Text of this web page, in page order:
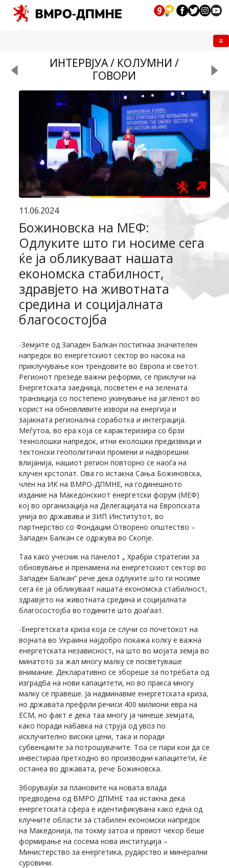
ИНТЕРВЈУА / КОЛУМНИ /
ГОВОРИ
11.06.2024
Божиновска на МЕФ:
Одлуките што ги носиме сега
ќе ја обликуваат нашата
економска стабилност,
здравјето на животната
средина и социјалната
благосостојба
-Земјите од Западен Балкан постигнаа значителен
напредок во енергетскиот сектор во насока на
приклучување кон трендовите во Европа и светот.
Регионот презеде важни реформи, се приклучи на
Енергетската заедница, посветен е на зелената
транзиција со постепено укинување на јагленот во
корист на обновливите извори на енергија и
зајакната регионална соработка и интеграција.
Меѓутоа, во ера која се карактеризира со брзи
технолошки напредок, итни еколошки предизвици и
тектонски геополитички промени и надворешни
влијанија, нашиот регион повторно се наоѓа на
клучен крстопат. Ова го истакна Сања Божиновска,
член на ИК на ВМРО-ДПМНЕ, на годинешното
издание на Македонскиот енергетски форум (МЕФ)
кој во организација на Делегацијата на Европската
унија во државава и ЗИП Институтот, во
партнерство со Фондации Отворено општество –
Западен Балкан се одржува во Скопје.
Таа како учесник на панелот „ Храбри стратегии за
обновување и пренамена на енергетскиот сектор во
Западен Балкан“ рече дека одлуките што ги носиме
сега ќе ја обликуваат нашата економска стабилност,
здравјето на животната средина и социјалната
благосостојба во годините што доаѓаат.
-Енергетската криза која се случи со почетокот на
војната во Украина најдобро покажа колку е важна
енергетската независност, на што во мојата земја во
минатото за жал многу малку се посветуваше
внимание. Декларативно се збореше за потребата од
изградба на нови капацитети, но во пракса многу
малку се правеше. Ја надминавме енергетската криза,
но државата префрли речиси 400 милиони евра на
ЕСМ, но факт е дека таа многу ја чинеше земјата,
како поради набавка на струја од увоз по
исклучително високи цени, така и поради
субвенциите за потрошувачите. Тоа се пари кои да се
инвестираа претходно во производни капацитети, ќе
останеа во државата, рече Божиновска.
Зборувајќи за плановите на новата влада
предводена од ВМРО ДПМНЕ таа истакна дека
енергетската сфера е идентификувана како една од
клучните области за стабилен економски напредок
на Македонија, па токму затоа и првиот чекор беше
формирање на сосема нова институција –
Министерство за енергетика, рударство и минерални
суровини.